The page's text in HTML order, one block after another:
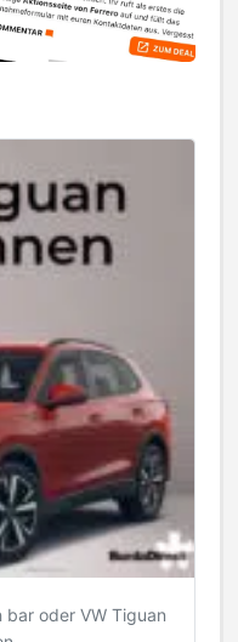
oder VW Tiguan